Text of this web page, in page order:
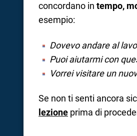
concordano in tempo,
esempio:
Dovevo andare al
Puoi aiutarmi con
Vorrei visitare un
Se non ti senti ancora
lezione prima di